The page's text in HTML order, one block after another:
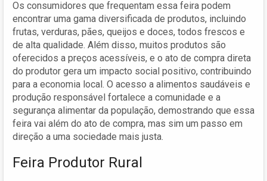
Os consumidores que frequentam essa feira podem
encontrar uma gama diversificada de produtos, incluindo
frutas, verduras, pães, queijos e doces, todos frescos e
de alta qualidade. Além disso, muitos produtos são
oferecidos a preços acessíveis, e o ato de compra direta
do produtor gera um impacto social positivo, contribuindo
para a economia local. O acesso a alimentos saudáveis e
produção responsável fortalece a comunidade e a
segurança alimentar da população, demostrando que essa
feira vai além do ato de compra, mas sim um passo em
direção a uma sociedade mais justa.
Feira Produtor Rural